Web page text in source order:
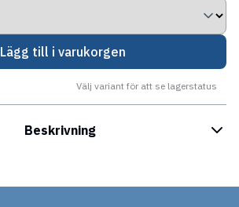
Lägg till i varukorgen
Välj variant för att se lagerstatus
Beskrivning